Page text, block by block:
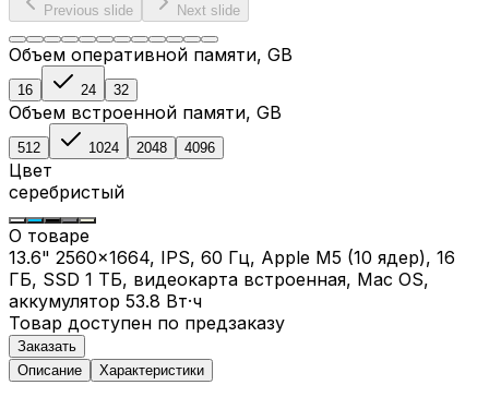
Previous slide Next slide
Объем оперативной памяти, GB
16 24 32
Объем встроенной памяти, GB
512 1024 2048 4096
Цвет
серебристый
О товаре
13.6" 2560x1664, IPS, 60 Гц, Apple M5 (10 ядер), 16
ГБ, SSD 1 ТБ, видеокарта встроенная, Mac OS,
аккумулятор 53.8 Вт·ч
Товар доступен по предзаказу
Заказать
Описание
Характеристики